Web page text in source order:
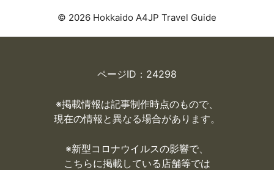
© 2026 Hokkaido A4JP Travel Guide
ページID：24298
※掲載情報は記事制作時点のもので、
現在の情報と異なる場合があります。
※新型コロナウイルスの影響で、
こちらに掲載している店舗等では